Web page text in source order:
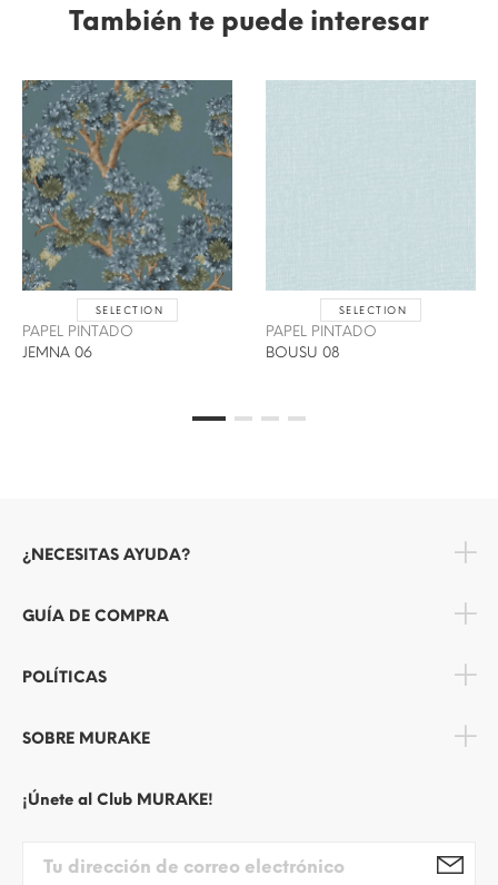
También te puede interesar
SELECTION
PAPEL PINTADO
JEMNA 06
SELECTION
PAPEL PINTADO
BOUSU 08
¿NECESITAS AYUDA?
GUÍA DE COMPRA
POLÍTICAS
SOBRE MURAKE
¡Únete al Club MURAKE!